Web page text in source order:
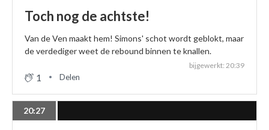
Toch nog de achtste!
Van de Ven maakt hem! Simons' schot wordt geblokt, maar
de verdediger weet de rebound binnen te knallen.
bijgewerkt: 20:39
1 Delen
20:27